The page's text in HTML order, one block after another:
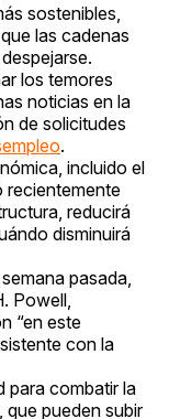
sostenibles,
las cadenas
los temores
noticias en la
de solicitudes
.
incluido el
recientemente
reducirá
disminuirá
pasada,
Powell,
“en este
con la
para combatir la
que pueden subir